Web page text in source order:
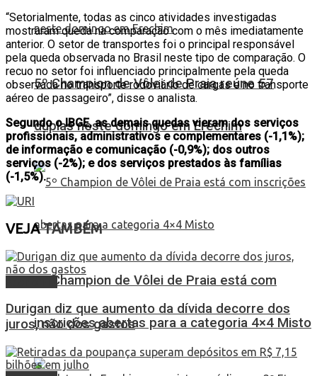
5º Champion de Vôlei de Praia reúne 57
duplas neste domingo em Erechim
5º Champion de Vôlei de Praia está com
inscrições abertas para a categoria 4×4 Misto
“Setorialmente, todas as cinco atividades investigadas
mostraram queda na comparação com o mês imediatamente
anterior. O setor de transportes foi o principal responsável
pela queda observada no Brasil neste tipo de comparação. O
recuo no setor foi influenciado principalmente pela queda
observada no transporte rodoviário de cargas e no transporte
aéreo de passageiro”, disse o analista.
Segundo o IBGE, as demais quedas vieram dos serviços
profissionais, administrativos e complementares (-1,1%);
de informação e comunicação (-0,9%); dos outros
serviços (-2%); e dos serviços prestados às famílias
(-1,5%).
VEJATAMBÉM
Durigan diz que aumento da dívida decorre dos
juros, não dos gastos